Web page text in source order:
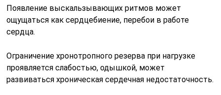
Появление выскальзывающих ритмов может
ощущаться как сердцебиение, перебои в работе
сердца.
Ограничение хронотропного резерва при нагрузке
проявляется слабостью, одышкой, может
развиваться хроническая сердечная недостаточность.